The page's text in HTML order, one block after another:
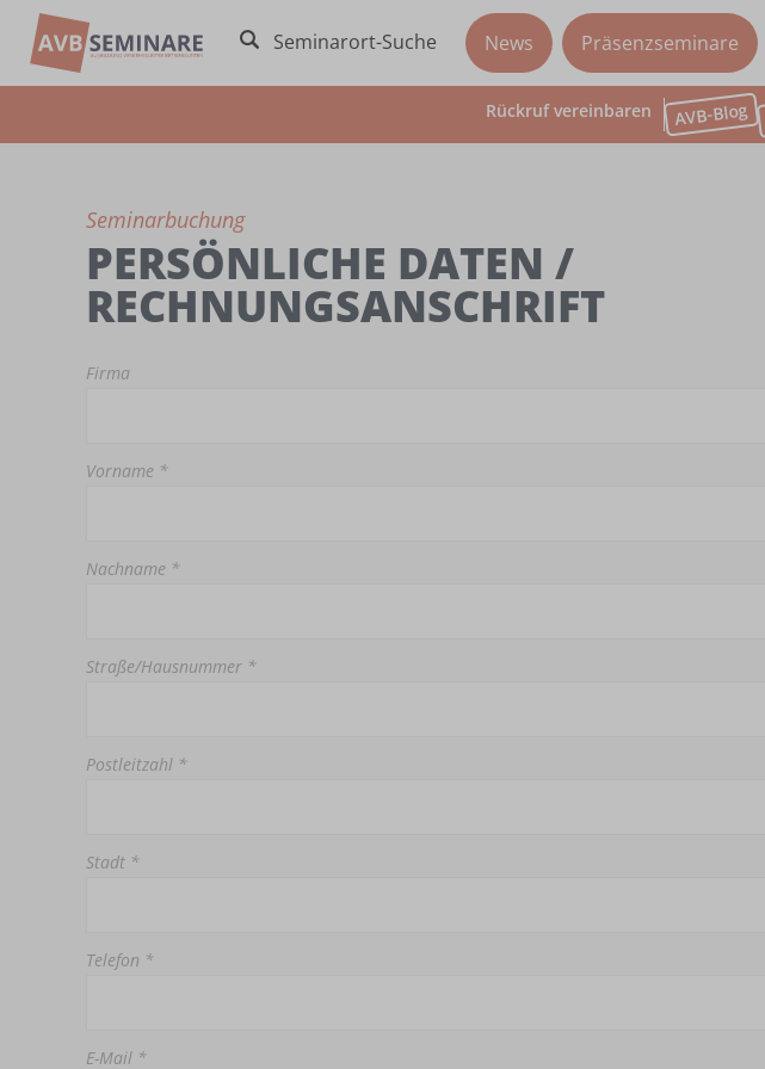
Seminarort-Suche News Präsenzseminare
Rückruf vereinbaren AVB-Blog
Seminarbuchung
PERSÖNLICHE DATEN /
RECHNUNGSANSCHRIFT
Firma
Vorname *
Nachname *
Straße/Hausnummer *
Postleitzahl *
Stadt *
Telefon *
E-Mail *